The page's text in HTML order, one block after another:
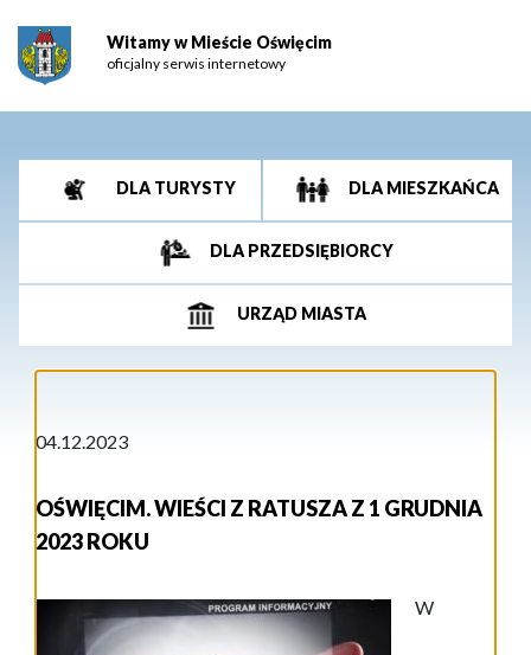
Witamy w Mieście Oświęcim
oficjalny serwis internetowy
DLA TURYSTY DLA MIESZKAŃCA
DLA PRZEDSIĘBIORCY
URZĄD MIASTA
04.12.2023
OŚWIĘCIM. WIEŚCI Z RATUSZA Z 1 GRUDNIA
2023 ROKU
W